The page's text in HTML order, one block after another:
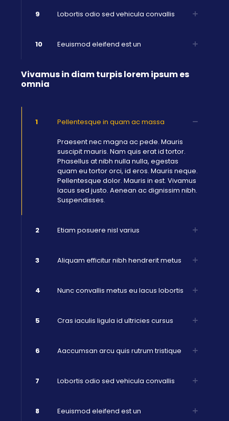
9 Lobortis odio sed vehicula convallis
10 Eeuismod eleifend est un
Vivamus in diam turpis lorem ipsum es
omnia
1 Pellentesque in quam ac massa
Praesent nec magna ac pede. Mauris
suscipit mauris. Nam quis erat id tortor.
Phasellus at nibh nulla nulla, egestas
quam eu tortor orci, id eros. Mauris neque.
Pellentesque dolor. Mauris in est. Vivamus
lacus sed justo. Aenean ac dignissim nibh.
Suspendisses.
2 Etiam posuere nisl varius
3 Aliquam efficitur nibh hendrerit metus
4 Nunc convallis metus eu lacus lobortis
5 Cras iaculis ligula id ultricies cursus
6 Aaccumsan arcu quis rutrum tristique
7 Lobortis odio sed vehicula convallis
8 Eeuismod eleifend est un